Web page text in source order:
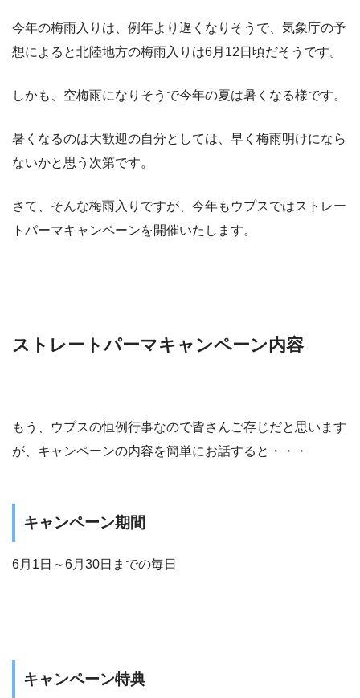
今年の梅雨入りは、例年より遅くなりそうで、気象庁の予
想によると北陸地方の梅雨入りは6月12日頃だそうです。
しかも、空梅雨になりそうで今年の夏は暑くなる様です。
暑くなるのは大歓迎の自分としては、早く梅雨明けになら
ないかと思う次第です。
さて、そんな梅雨入りですが、今年もウプスではストレー
トパーマキャンペーンを開催いたします。
ストレートパーマキャンペーン内容
もう、ウプスの恒例行事なので皆さんご存じだと思います
が、キャンペーンの内容を簡単にお話すると・・・
キャンペーン期間
6月1日～6月30日までの毎日
キャンペーン特典